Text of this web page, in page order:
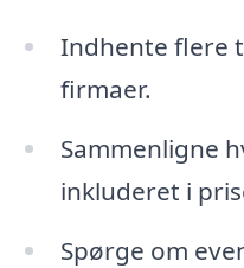
Indhente flere
firmaer.
Sammenligne
inkluderet i
Spørge om